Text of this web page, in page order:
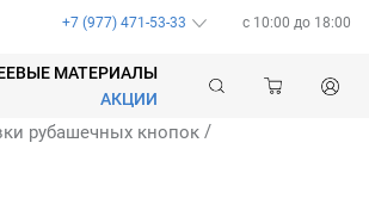
+7 (977) 471-53-33 c 10:00 до 18:00
МАТЕРИАЛЫ
АКЦИИ
рубашечных кнопок /